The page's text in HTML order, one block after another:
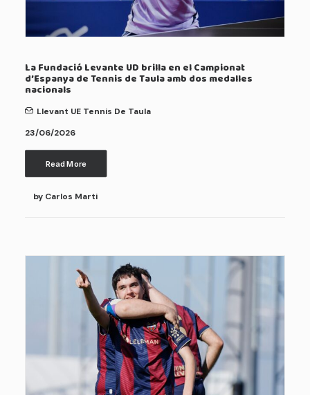
La Fundació Levante UD brilla en el Campionat
d’Espanya de Tennis de Taula amb dos medalles
nacionals
Llevant UE Tennis De Taula
23/06/2026
Read More
by Carlos Marti